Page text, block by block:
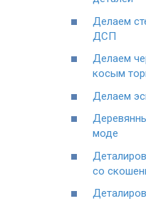
Делаем
ДСП
Делаем
косым
Делаем
моде
со